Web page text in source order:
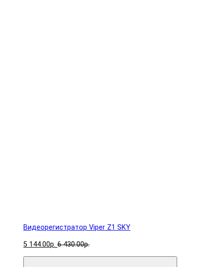
Видеорегистратор Viper Z1 SKY
5 144.00р. 6 430.00р.